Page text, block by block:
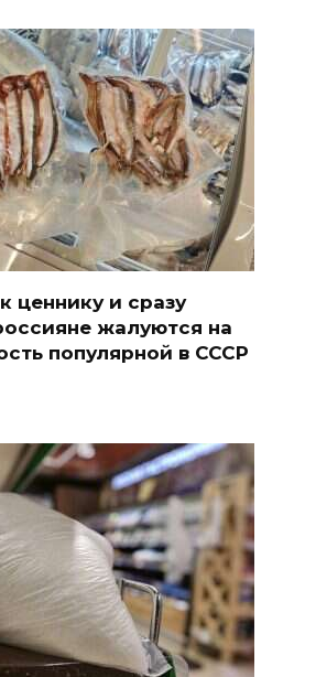
ценнику и сразу
жалуются на
популярной в СССР